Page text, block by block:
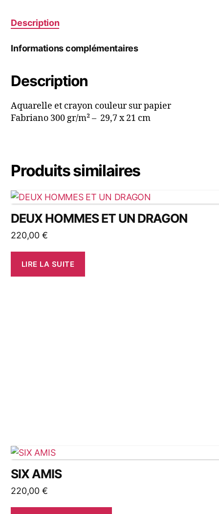
Description
Informations complémentaires
Description
Aquarelle et crayon couleur sur papier
Fabriano 300 gr/m² – 29,7 x 21 cm
Produits similaires
DEUX HOMMES ET UN DRAGON
220,00 €
LIRE LA SUITE
SIX AMIS
220,00 €